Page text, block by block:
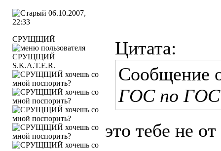
06.10.2007,
22:33
СРУЩЩИЙ
S.K.A.T.E.R.
Цитата:
Сообщение
ГОС по
это тебе не